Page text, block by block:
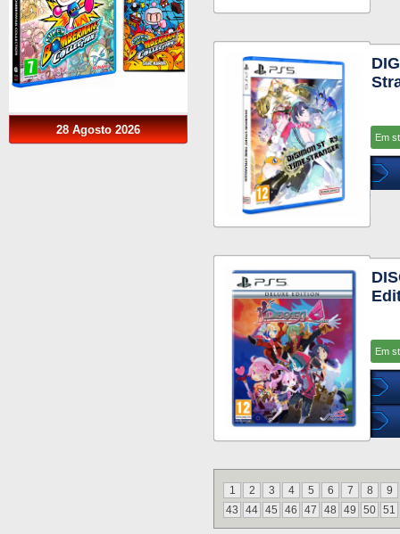
28 Agosto 2026
Em
Em
1 2 3 4 5 6 7 8
9
43
44 45 46 47 48 49 50 51